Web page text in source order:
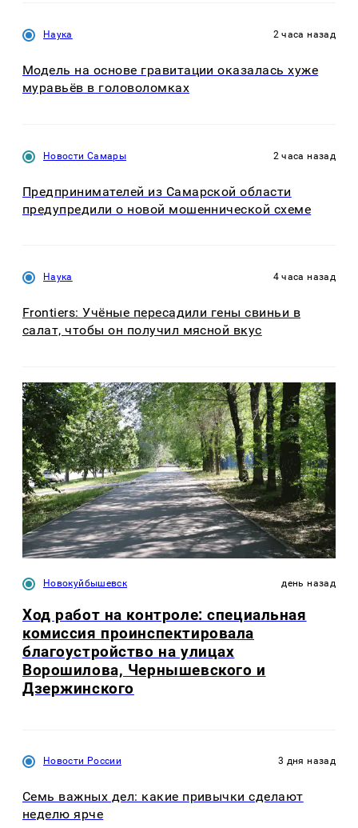
Наука 2 часа назад
Модель на основе гравитации оказалась хуже
муравьёв в головоломках
Новости Самары 2 часа назад
Предпринимателей из Самарской области
предупредили о новой мошеннической схеме
Наука 4 часа назад
Frontiers: Учёные пересадили гены свиньи в
салат, чтобы он получил мясной вкус
Новокуйбышевск день назад
Ход работ на контроле: специальная
комиссия проинспектировала
благоустройство на улицах
Ворошилова, Чернышевского и
Дзержинского
Новости России 3 дня назад
Семь важных дел: какие привычки сделают
неделю ярче